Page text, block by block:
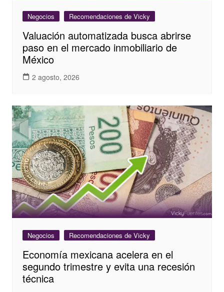
Negocios Recomendaciones de Vicky
Valuación automatizada busca abrirse
paso en el mercado inmobiliario de
México
2 agosto, 2026
Negocios Recomendaciones de Vicky
Economía mexicana acelera en el
segundo trimestre y evita una recesión
técnica